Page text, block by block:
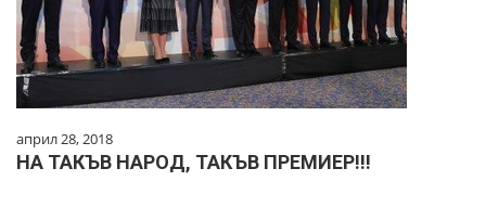
април 28, 2018
НА ТАКЪВ НАРОД, ТАКЪВ ПРЕМИЕР!!!